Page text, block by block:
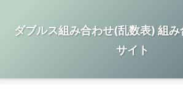
ダブルス組み合わせ(乱数表) 組
サイト